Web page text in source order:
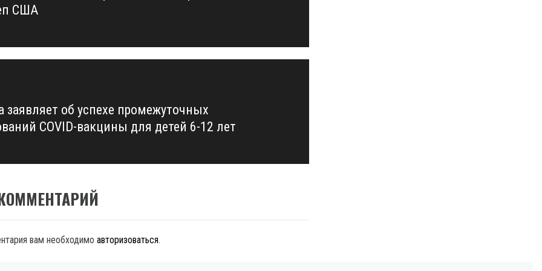
США
заявляет об успехе промежуточных
COVID-вакцины для детей 6-12 лет
вам необходимо авторизоваться.